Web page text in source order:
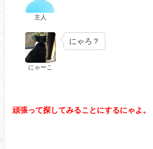
主人
にゃーこ
にゃろ？
頑張って探してみることにするにゃよ。